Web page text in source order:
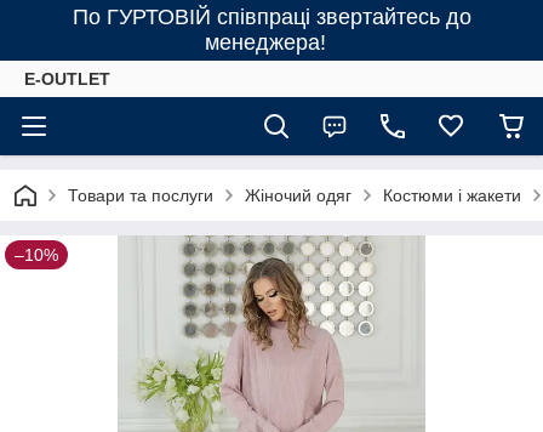
По ГУРТОВІЙ співпраці звертайтесь до
менеджера!
E-OUTLET
Товари та послуги Жіночий одяг Костюми і жакети
–10%